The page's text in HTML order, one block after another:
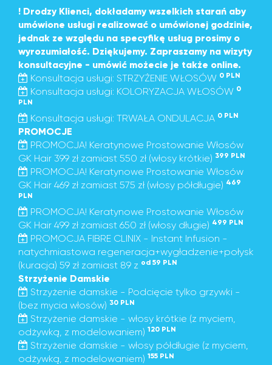
! Drodzy Klienci, dokładamy wszelkich starań aby
umówione usługi realizować o umówionej godzinie,
jednak ze względu na specyfikę usług prosimy o
wyrozumiałość. Dziękujemy. Zapraszamy na wizyty
konsultacyjne - umówić możecie je także online.
Konsultacja usługi: STRZYŻENIE WŁOSÓW 0 PLN
Konsultacja usługi: KOLORYZACJA WŁOSÓW 0
PLN
Konsultacja usługi: TRWAŁA ONDULACJA 0 PLN
PROMOCJE
PROMOCJA! Keratynowe Prostowanie Włosów
GK Hair 399 zł zamiast 550 zł (włosy krótkie) 399 PLN
PROMOCJA! Keratynowe Prostowanie Włosów
GK Hair 469 zł zamiast 575 zł (włosy półdługie) 469
PLN
PROMOCJA! Keratynowe Prostowanie Włosów
GK Hair 499 zł zamiast 650 zł (włosy długie) 499 PLN
PROMOCJA FIBRE CLINIX - Instant Infusion -
natychmiastowa regeneracja+wygładzenie+połysk
(kuracja) 59 zł zamiast 89 z od 59 PLN
Strzyżenie Damskie
Strzyżenie damskie - Podcięcie tylko grzywki -
(bez mycia włosów) 30 PLN
Strzyżenie damskie - włosy krótkie (z myciem,
odżywką, z modelowaniem) 120 PLN
Strzyżenie damskie - włosy półdługie (z myciem,
odżywką, z modelowaniem) 155 PLN